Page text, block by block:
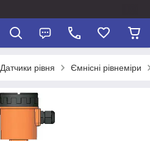
Датчики рівня Ємнісні рівнеміри